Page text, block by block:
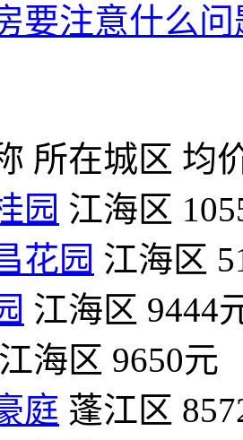
要注意什么问
所在城区 均
园 江海区
花园 江海区
江海区 9444
江海区 9650元
庭 蓬江区